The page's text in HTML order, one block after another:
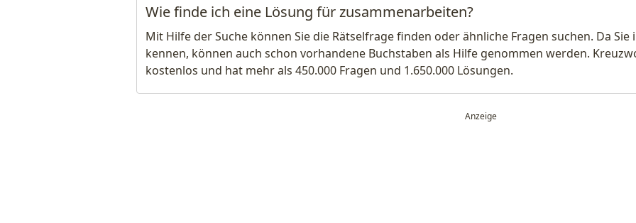
Wie finde ich eine Lösung für zusammenarbeiten?
Mit Hilfe der Suche können Sie die Rätselfrage finden oder ähnliche Fragen suchen. Da
kennen, können auch schon vorhandene Buchstaben als Hilfe genommen werden.
kostenlos und hat mehr als 450.000 Fragen und 1.650.000 Lösungen.